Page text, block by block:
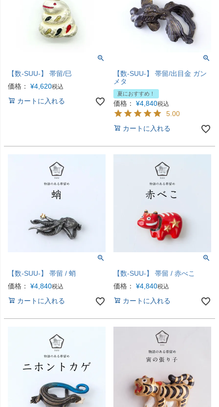
【数-SUU-】 帯留/巳
価格：
¥4,620税込
カートに入れる
【数-SUU-】 帯留/出目金 ガン
メタ
夏におすすめ！
価格： ¥4,840税込
5.00
カートに入れる
【数-SUU-】 帯留 / 蛸
価格：
¥4,840税込
カートに入れる
【数-SUU-】 帯留 / 赤べこ
価格：
¥4,840税込
カートに入れる